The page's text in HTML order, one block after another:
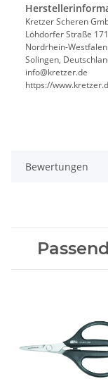
Kretzer Scheren
Löhdorfer Straße 171
Nordrhein-Westfalen
Solingen,
info@kretzer.de
https://
Bewertungen